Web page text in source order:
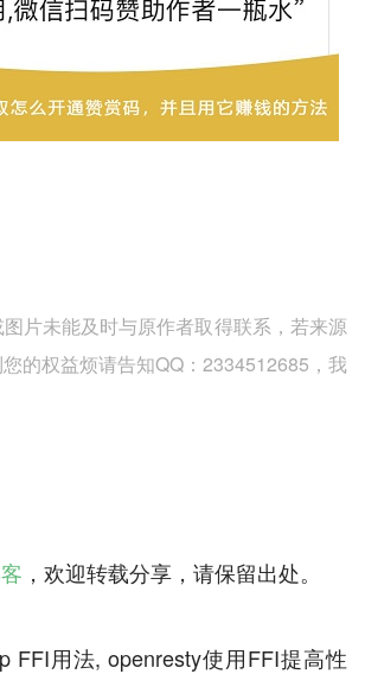
片未能及时与原作者取得联系，若来源
的权益烦请告知QQ：2334512685，我
，欢迎转载分享，请保留出处。
FFI用法, openresty使用FFI提高性